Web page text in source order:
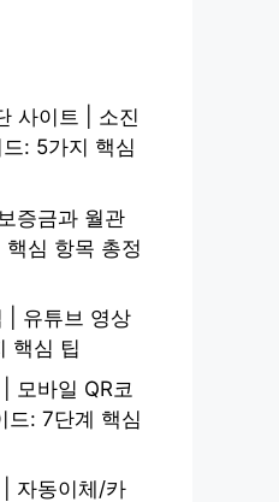
사이트 | 소진
: 5가지 핵심
증금과 월관
심 항목 총정
| 유튜브 영상
핵심 팁
모바일 QR코
드: 7단계 핵심
자동이체/카